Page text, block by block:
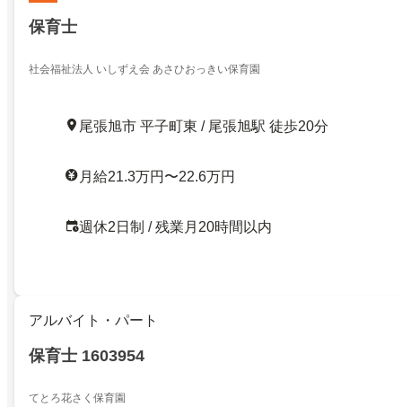
保育士
社会福祉法人 いしずえ会 あさひおっきい保育園
尾張旭市 平子町東 / 尾張旭駅 徒歩20分
月給21.3万円〜22.6万円
週休2日制 / 残業月20時間以内
アルバイト・パート
保育士 1603954
てとろ花さく保育園